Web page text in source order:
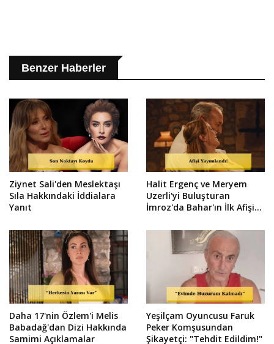
Benzer Haberler
Ziynet Sali'den Meslektaşı
Sıla Hakkındaki İddialara
Yanıt
Halit Ergenç ve Meryem
Uzerli'yi Buluşturan
İmroz'da Bahar'ın İlk Afişi
Daha 17'nin Özlem'i Melis
Babadağ'dan Dizi Hakkında
Samimi Açıklamalar
Yeşilçam Oyuncusu Faruk
Peker Komşusundan
Şikayetçi: "Tehdit Edildim!"